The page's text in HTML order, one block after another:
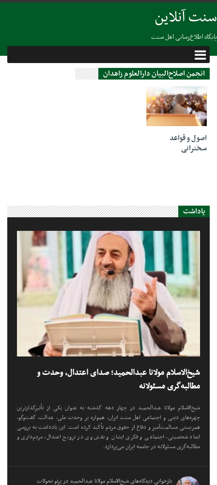
سنت آنلاین
پایگاه اطلاع‌رسانی اهل سنت
انجمن اصلاح‌البیان دارالعلوم زاهدان
01 اکتبر 2023
اصول و قواعد
سخنرانی
یاداشت
شیخ‌الاسلام مولانا عبدالحمید؛ صدای اعتدال، وحدت و
مطالبه‌گری مسئولانه
شیخ‌الاسلام مولانا عبدالحمید در چهار دهه گذشته به عنوان یکی از تأثیرگذارترین
چهره‌های دینی و اجتماعی اهل سنت ایران، همواره بر وحدت ملی، عدالت، گفت‌وگو،
همزیستی مسالمت‌آمیز و دفاع از حقوق مردم تأکید کرده است. این یادداشت به بررسی
ابعاد شخصیتی، اجتماعی و فکری ایشان و نقش وی در ترویج اعتدال، مردم‌داری و
مطالبه‌گری مسئولانه در جامعه ایران می‌پردازد.
بازخوانی دیدگاه‌های شیخ‌الاسلام مولانا عبدالحمید در پرتو تحولات